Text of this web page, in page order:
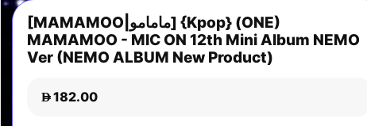
[MAMAMOO|مامامو] {Kpop} (ONE)
MAMAMOO - MIC ON 12th Mini Album NEMO
Ver (NEMO ALBUM New Product)
D182.00